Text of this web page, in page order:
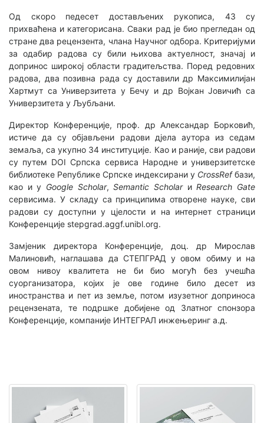
Од скоро педесет достављених рукописа, 43 су
прихваћена и категорисана. Сваки рад је био прегледан од
стране два рецензента, члана Научног одбора. Критеријуми
за одабир радовa су били њихова актуелност, значај и
допринос широкој области градитељства. Поред редовних
радова, два позивна рада су доставили др Максимилијан
Хартмут са Универзитета у Бечу и др Војкан Јовичић са
Универзитета у Љубљани.
Директор Конференције, проф. др Александар Борковић,
истиче да су објављени радови дјела аутора из седам
земаља, са укупно 34 институције. Као и раније, сви радови
су путем DOI Српска сервиса Народне и универзитетске
библиотеке Републике Српске индексирани у CrossRefбази,
као и у Google Scholar,Semantic ScholarиResearch Gate
сервисима. У складу са принципима отворене науке, сви
радови су доступни у цјелости и на интернет страници
Конференције stepgrad.aggf.unibl.org.
Замјеник директора Конференције, доц. др Мирослав
Малиновић, наглашава да СТЕПГРАД у овом обиму и на
овом нивоу квалитета не би био могућ без учешћа
суорганизатора, којих је ове године било десет из
иностранства и пет из земље, потом изузетног доприноса
рецензената, те подршке добијене од Златног спонзора
Конференције, компаније ИНТЕГРАЛ инжењеринг а.д.